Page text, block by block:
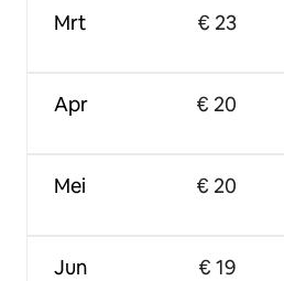
Mrt
Apr
Mei
Jun
€ 23
€ 20
€ 20
€ 19